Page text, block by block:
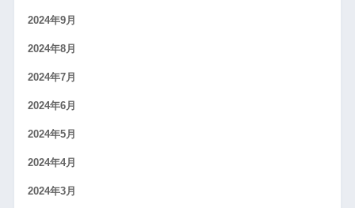
2024年9月
2024年8月
2024年7月
2024年6月
2024年5月
2024年4月
2024年3月